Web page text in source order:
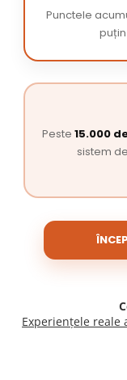
Punctele
Peste 15.000
sistem
Experiențele reale